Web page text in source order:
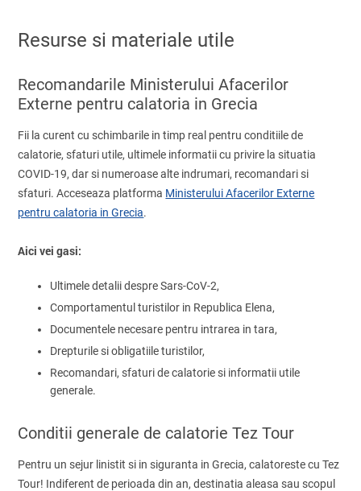
Resurse si materiale utile
Recomandarile Ministerului Afacerilor
Externe pentru calatoria in Grecia
Fii la curent cu schimbarile in timp real pentru conditiile de
calatorie, sfaturi utile, ultimele informatii cu privire la situatia
COVID-19, dar si numeroase alte indrumari, recomandari si
sfaturi. Acceseaza platforma Ministerului Afacerilor Externe
pentru calatoria in Grecia.
Aici vei gasi:
Ultimele detalii despre Sars-CoV-2,
Comportamentul turistilor in Republica Elena,
Documentele necesare pentru intrarea in tara,
Drepturile si obligatiile turistilor,
Recomandari, sfaturi de calatorie si informatii utile
generale.
Conditii generale de calatorie Tez Tour
Pentru un sejur linistit si in siguranta in Grecia, calatoreste cu Tez
Tour! Indiferent de perioada din an, destinatia aleasa sau scopul